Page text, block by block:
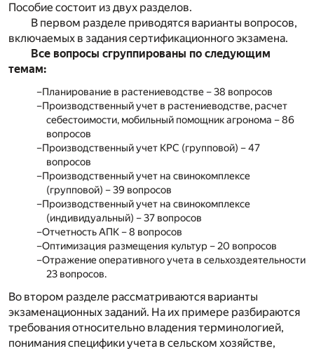
Пособие состоит из двух разделов.
В первом разделе приводятся варианты вопросов,
включаемых в задания сертификационного экзамена.
Все вопросы сгруппированы по следующим
темам:
Планирование в растениеводстве – 38 вопросов
Производственный учет в растениеводстве, расчет
себестоимости, мобильный помощник агронома – 86
вопросов
Производственный учет КРС (групповой) – 47
вопросов
Производственный учет на свинокомплексе
(групповой) – 39 вопросов
Производственный учет на свинокомплексе
(индивидуальный) – 37 вопросов
Отчетность АПК – 8 вопросов
Оптимизация размещения культур – 20 вопросов
Отражение оперативного учета в сельхоздеятельности
23 вопросов.
Во втором разделе рассматриваются варианты
экзаменационных заданий. На их примере разбираются
требования относительно владения терминологией,
понимания специфики учета в сельском хозяйстве,